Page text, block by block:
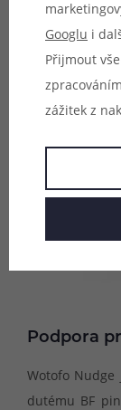
Podpora
Wotofo
dutému BF
Googlu i
Přijmout
zážitek z